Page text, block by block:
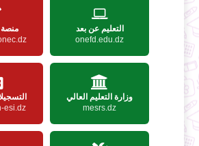
التعليم عن بعد
onefd.edu.dz
وزارة التعليم العالي
mesrs.dz
esi.dz